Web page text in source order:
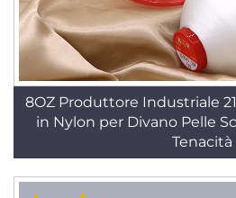
8OZ Produttore Industriale
in Nylon per Divano Pelle
Tenacità